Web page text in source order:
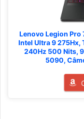
Lenovo Legion Pro
Intel Ultra 9 275Hx,
240Hz 500 Nits,
5090,